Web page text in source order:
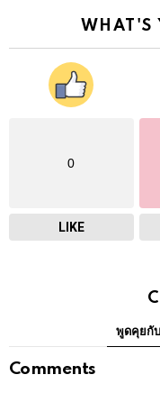
WHAT'S
0
LIKE
พูดคุยกับ
Comments